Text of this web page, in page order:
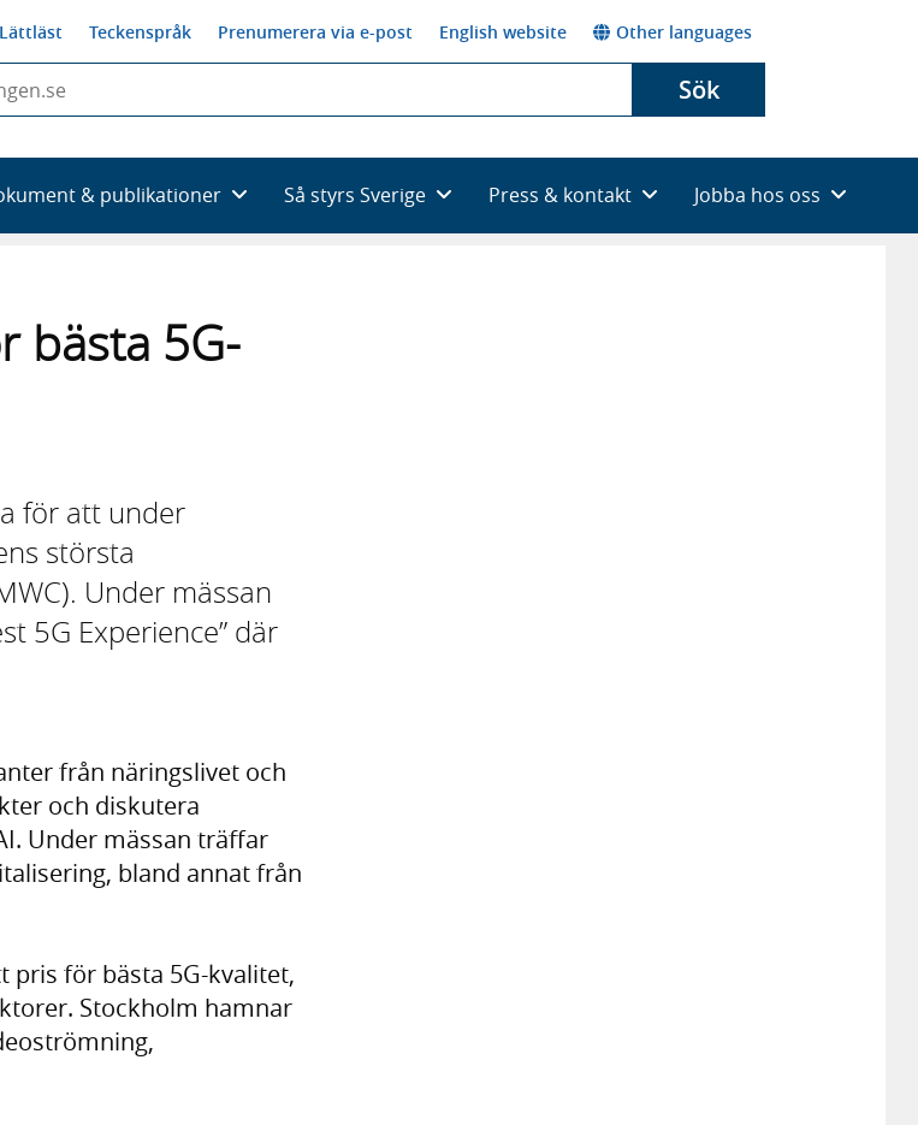
Lättläst Teckenspråk Prenumerera via e-post English website Other languages
Sök
& publikationer Så styrs Sverige Press & kontakt Jobba hos oss
bästa 5G-
för att under
största
Under mässan
5G Experience” där
från näringslivet och
och diskutera
Under mässan träffar
bland annat från
pris för bästa 5G-kvalitet,
Stockholm hamnar